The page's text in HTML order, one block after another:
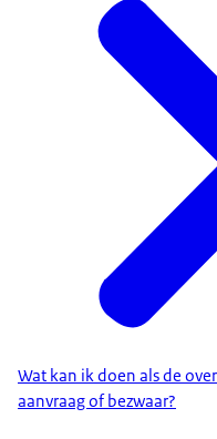
Wat kan ik doen als de
aanvraag of bezwaar?